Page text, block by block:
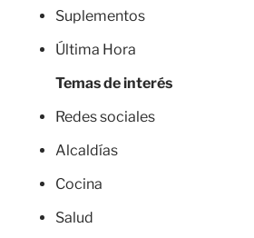
Suplementos
Última Hora
Temas de interés
Redes sociales
Alcaldías
Cocina
Salud